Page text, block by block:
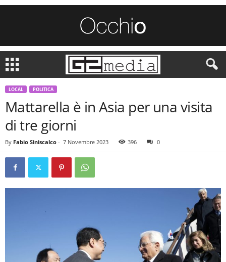
LOCAL POLITICA
Mattarella è in Asia per una visita
di tre giorni
By Fabio Siniscalco - 7 Novembre 2023 396 0